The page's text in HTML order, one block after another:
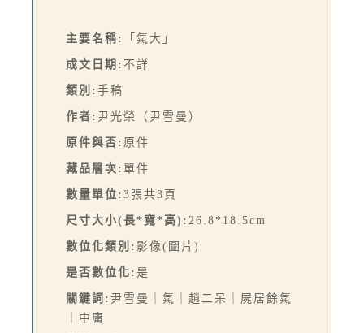
主要名稱: 「氣大」
成文日期: 不詳
類別: 手稿
作者: 尹光榮（尹雪曼）
原件與否: 原件
藏品層次: 單件
數量單位: 3張共3頁
尺寸大小(長*寬*高): 26.8*18.5cm
數位化類別: 影像(圖片)
是否數位化: 是
關鍵詞: 尹雪曼｜氣｜趙二呆｜屍居餘氣
｜中庸